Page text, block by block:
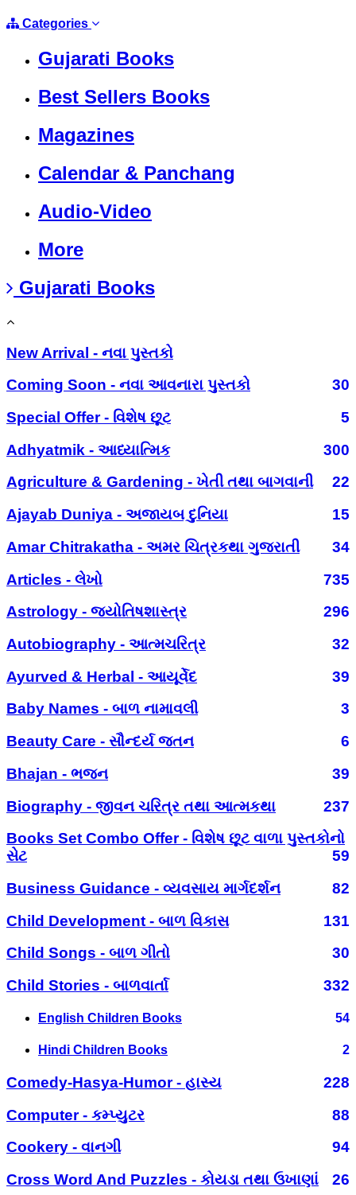
Categories
Gujarati Books
Best Sellers Books
Magazines
Calendar & Panchang
Audio-Video
More
Gujarati Books
New Arrival - નવા પુસ્તકો
Coming Soon - નવા આવનારા પુસ્તકો
30
Special Offer - વિશેષ છૂટ
5
Adhyatmik - આધ્યાત્મિક
300
Agriculture & Gardening - ખેતી તથા બાગવાની
22
Ajayab Duniya - અજાયબ દુનિયા
15
Amar Chitrakatha - અમર ચિત્રકથા ગુજરાતી
34
Articles - લેખો
735
Astrology - જ્યોતિષશાસ્ત્ર
296
Autobiography - આત્મચરિત્ર
32
Ayurved & Herbal - આયૂર્વેદ
39
Baby Names - બાળ નામાવલી
3
Beauty Care - સૌન્દર્ય જતન
6
Bhajan - ભજન
39
Biography - જીવન ચરિત્ર તથા આત્મકથા
237
Books Set Combo Offer - વિશેષ છૂટ વાળા પુસ્તકોનો
સેટ
59
Business Guidance - વ્યવસાય માર્ગદર્શન
82
Child Development - બાળ વિકાસ
131
Child Songs - બાળ ગીતો
30
Child Stories - બાળવાર્તા
332
English Children Books 54
Hindi Children Books 2
Comedy-Hasya-Humor - હાસ્ય
228
Computer - કમ્પ્યુટર
88
Cookery - વાનગી
94
Cross Word And Puzzles - કોયડા તથા ઉખાણાં
26